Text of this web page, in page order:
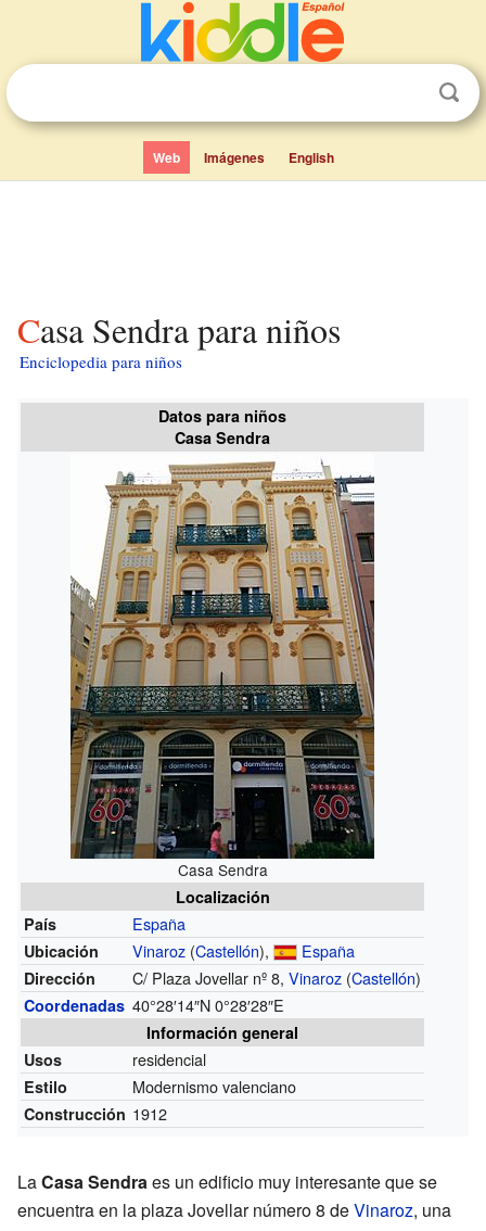
Web Imágenes English
Casa Sendra para niños
Enciclopedia para niños
Datos para niños
Casa Sendra
Casa Sendra
Localización
País
España
Ubicación Vinaroz (Castellón), España
Dirección C/ Plaza Jovellar nº 8,Vinaroz (Castellón)
Coordenadas 40°28′14″N0°28′28″E
Información general
Usos
residencial
Estilo Modernismo valenciano
Construcción 1912
LaCasa Sendraes un edificio muy interesante que se
encuentra en la plaza Jovellar número 8 deVinaroz, una